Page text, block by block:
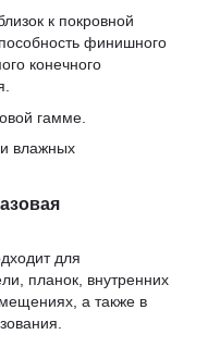
к покровной
финишного
конечного
гамме.
влажных
для
планок, внутренних
а также в